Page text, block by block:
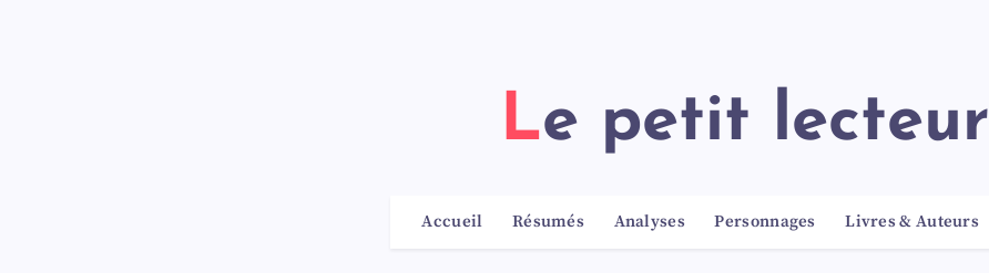
Le petit lecteur
Accueil Résumés Analyses Personnages Livres & Auteurs